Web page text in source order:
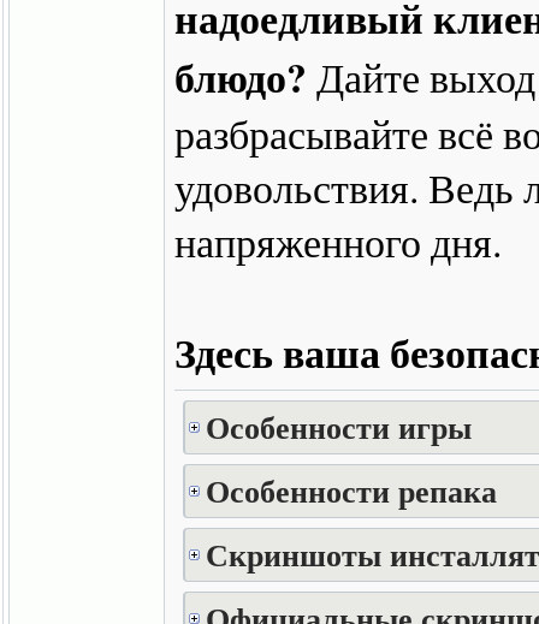
надоедливый
блюдо? Дайте
разбрасывайте всё
удовольствия. Ведь
напряженного дня.
Здесь ваша
Особенности игры
Особенности репака
Скриншоты